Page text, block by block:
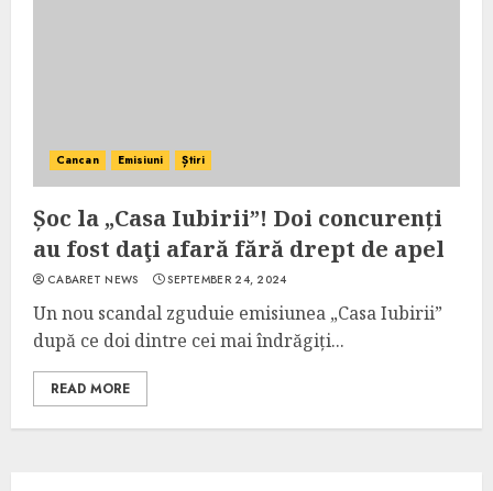
Cancan Emisiuni Știri
Șoc la „Casa Iubirii”! Doi concurenți
au fost daţi afară fără drept de apel
CABARET NEWS SEPTEMBER 24, 2024
Un nou scandal zguduie emisiunea „Casa Iubirii”
după ce doi dintre cei mai îndrăgiți...
READ MORE